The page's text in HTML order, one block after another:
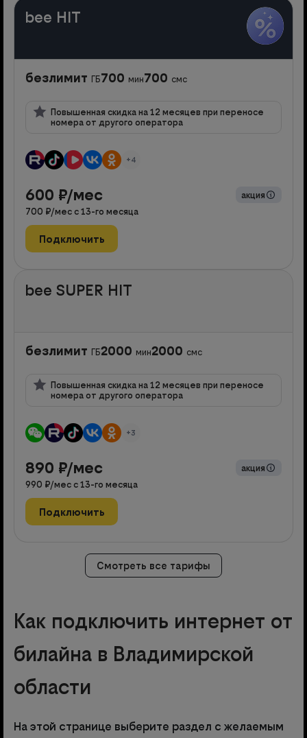
bee HIT
безлимит ГБ700 мин700 смс
Повышенная скидка на 12 месяцев при переносе
номера от другого оператора
+4
600 ₽/мес
акция
700 ₽/мес с 13-го месяца
Подключить
bee SUPER HIT
безлимит ГБ2000 мин2000 смс
Повышенная скидка на 12 месяцев при переносе
номера от другого оператора
+3
890 ₽/мес
акция
990 ₽/мес с 13-го месяца
Подключить
Смотреть все тарифы
Как подключить интернет от
билайна в Владимирской
области
На этой странице выберите раздел с желаемым